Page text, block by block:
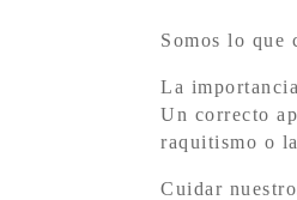
Somos lo que
La
Un correcto
raquitismo o
Cuidar